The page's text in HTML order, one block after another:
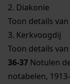
2. Diakonie
Toon details
3. Kerkvoogdij
Toon details
36-37 Notulen
notabelen,